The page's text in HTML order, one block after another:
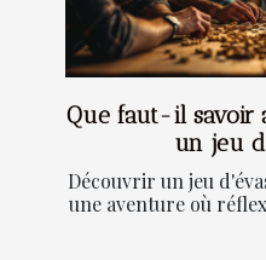
Que faut-il savoir
un jeu
Découvrir un jeu
une aventure où